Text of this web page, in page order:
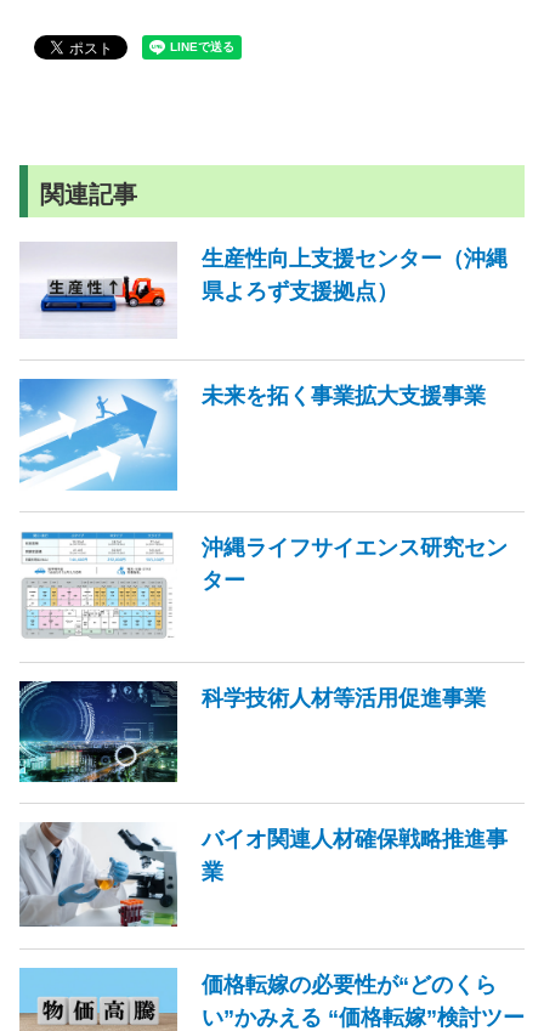
関連記事
生産性向上支援センター（沖縄
県よろず支援拠点）
未来を拓く事業拡大支援事業
沖縄ライフサイエンス研究セン
ター
科学技術人材等活用促進事業
バイオ関連人材確保戦略推進事
業
価格転嫁の必要性が“どのくら
い”かみえる “価格転嫁”検討ツー